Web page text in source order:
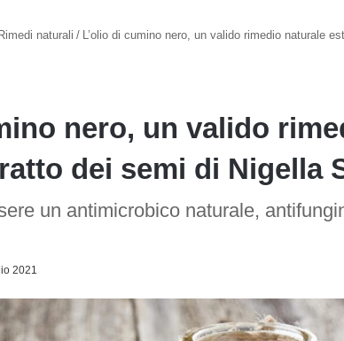
Rimedi naturali / L’olio di cumino nero, un valido rimedio naturale
nero, un valido
dei semi di Nigella
un antimicrobico naturale,
2021